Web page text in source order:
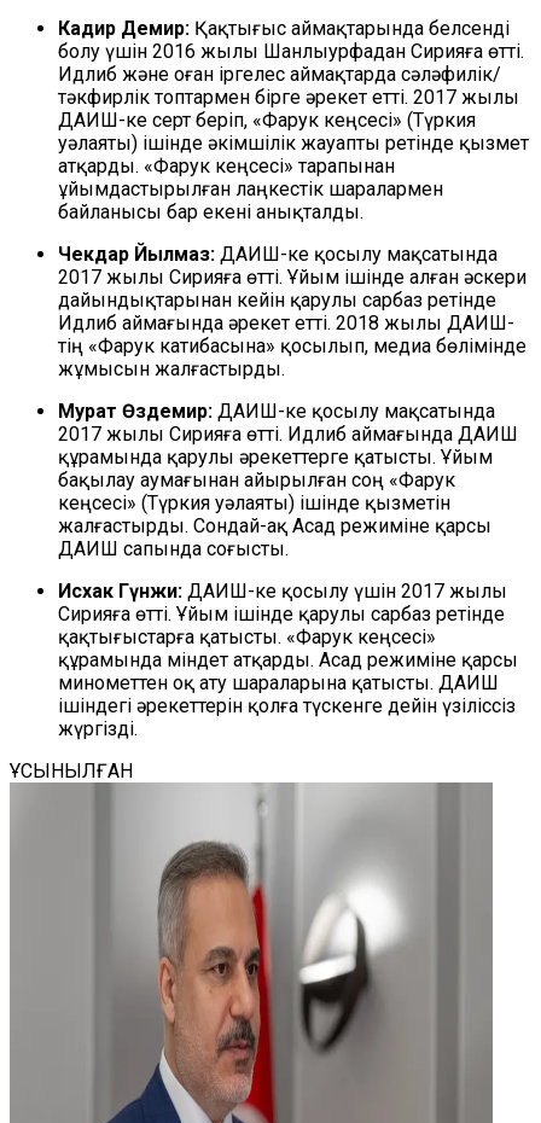
Кадир Демир: Қақтығыс аймақтарында белсенді
болу үшін 2016 жылы Шанлыурфадан Сирияға өтті.
Идлиб және оған іргелес аймақтарда сәләфилік/
тәкфирлік топтармен бірге әрекет етті. 2017 жылы
ДАИШ-ке серт беріп, «Фарук кеңсесі» (Түркия
уәлаяты) ішінде әкімшілік жауапты ретінде қызмет
атқарды. «Фарук кеңсесі» тарапынан
ұйымдастырылған лаңкестік шаралармен
байланысы бар екені анықталды.
Чекдар Йылмаз: ДАИШ-ке қосылу мақсатында
2017 жылы Сирияға өтті. Ұйым ішінде алған әскери
дайындықтарынан кейін қарулы сарбаз ретінде
Идлиб аймағында әрекет етті. 2018 жылы ДАИШ-
тің «Фарук катибасына» қосылып, медиа бөлімінде
жұмысын жалғастырды.
Мурат Өздемир: ДАИШ-ке қосылу мақсатында
2017 жылы Сирияға өтті. Идлиб аймағында ДАИШ
құрамында қарулы әрекеттерге қатысты. Ұйым
бақылау аумағынан айырылған соң «Фарук
кеңсесі» (Түркия уәлаяты) ішінде қызметін
жалғастырды. Сондай-ақ Асад режиміне қарсы
ДАИШ сапында соғысты.
Исхак Гүнжи: ДАИШ-ке қосылу үшін 2017 жылы
Сирияға өтті. Ұйым ішінде қарулы сарбаз ретінде
қақтығыстарға қатысты. «Фарук кеңсесі»
құрамында міндет атқарды. Асад режиміне қарсы
минометтен оқ ату шараларына қатысты. ДАИШ
ішіндегі әрекеттерін қолға түскенге дейін үзіліссіз
жүргізді.
ҰСЫНЫЛҒАН